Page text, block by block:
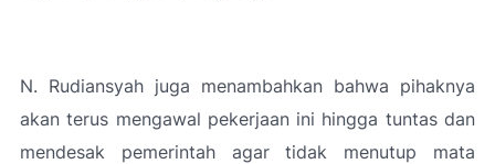
N. Rudiansyah juga menambahkan bahwa pihaknya
akan terus mengawal pekerjaan ini hingga tuntas dan
mendesak pemerintah agar tidak menutup mata